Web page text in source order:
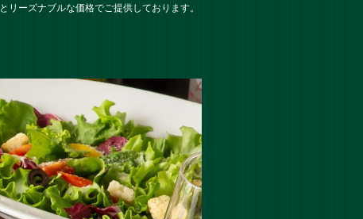
ーズナブルな価格でご提供しております。